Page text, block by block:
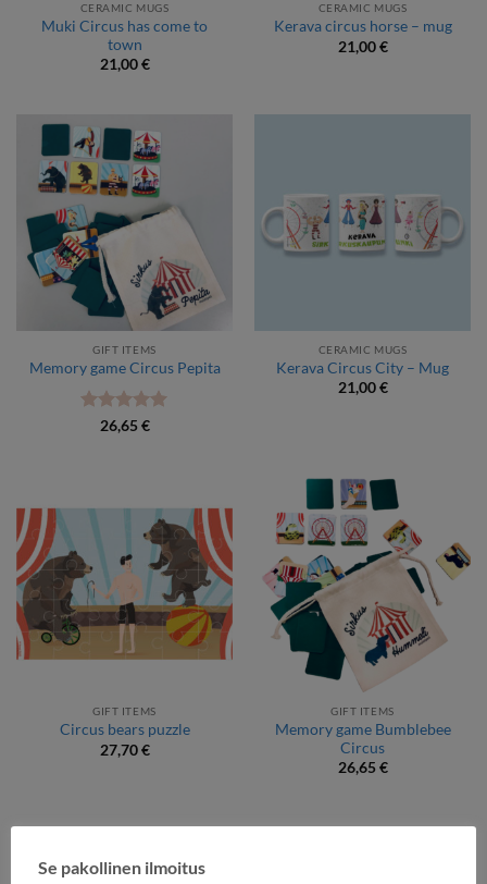
CERAMIC MUGS
Muki Circus has come to
town
21,00€
CERAMIC MUGS
Kerava circus horse – mug
21,00€
GIFT ITEMS
Memory game Circus Pepita
Rated5
26,65€
CERAMIC MUGS
Kerava Circus City – Mug
21,00€
GIFT ITEMS
Circus bears puzzle
27,70€
GIFT ITEMS
Memory game Bumblebee
Circus
26,65€
Se pakollinen ilmoitus